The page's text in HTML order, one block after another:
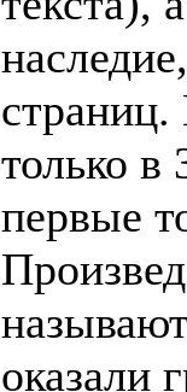
страниц.
только в
первые
оказали